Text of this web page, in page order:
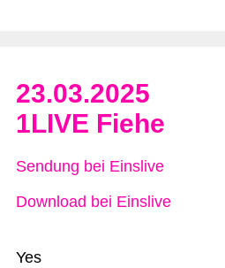
23.03.2025
1LIVE Fiehe
Sendung bei Einslive
Download bei Einslive
Yes